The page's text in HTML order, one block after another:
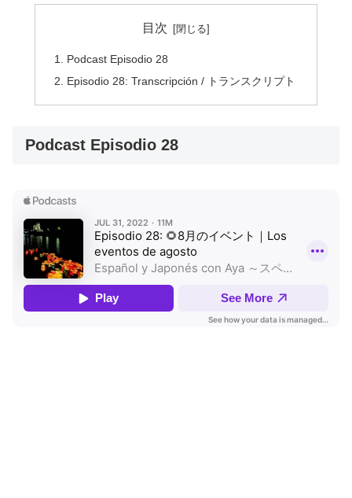
目次
Podcast Episodio 28
Episodio 28: Transcripción / トランスクリプト
Podcast Episodio 28